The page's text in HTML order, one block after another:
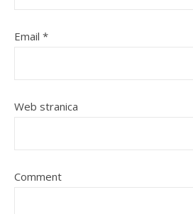
Email *
Web stranica
Comment